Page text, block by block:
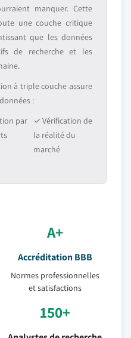
manquer. Cette
une couche critique
que les données
de recherche et les
à triple couche assure
:
par
✓ Vérification de
la réalité du
marché
A+
Accréditation BBB
Normes professionnelles
et satisfactions
150+